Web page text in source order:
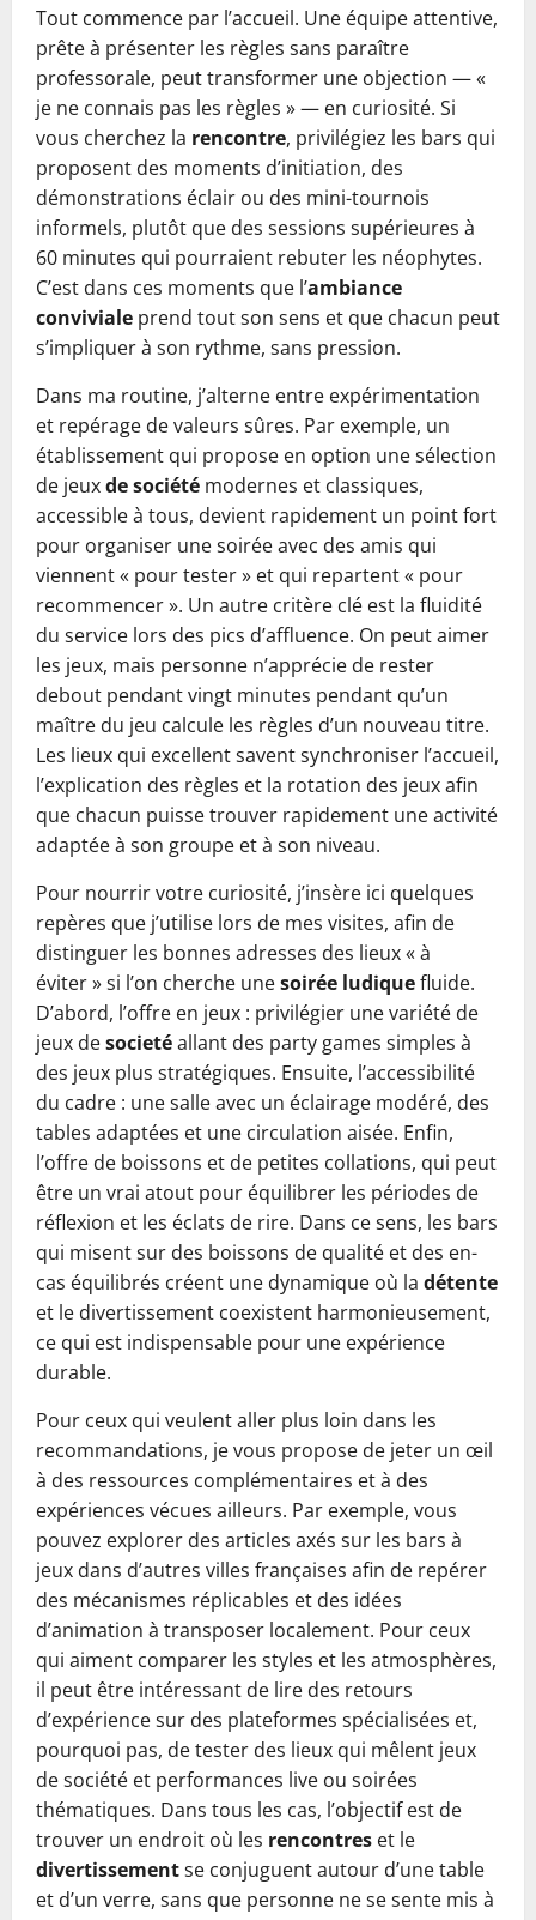
Tout commence par l’accueil. Une équipe attentive,
prête à présenter les règles sans paraître
professorale, peut transformer une objection — «
je ne connais pas les règles » — en curiosité. Si
vous cherchez la rencontre, privilégiez les bars qui
proposent des moments d’initiation, des
démonstrations éclair ou des mini-tournois
informels, plutôt que des sessions supérieures à
60 minutes qui pourraient rebuter les néophytes.
C’est dans ces moments que l’ambiance
conviviale prend tout son sens et que chacun peut
s’impliquer à son rythme, sans pression.
Dans ma routine, j’alterne entre expérimentation
et repérage de valeurs sûres. Par exemple, un
établissement qui propose en option une sélection
de jeuxde société modernes et classiques,
accessible à tous, devient rapidement un point fort
pour organiser une soirée avec des amis qui
viennent « pour tester » et qui repartent « pour
recommencer ». Un autre critère clé est la fluidité
du service lors des pics d’affluence. On peut aimer
les jeux, mais personne n’apprécie de rester
debout pendant vingt minutes pendant qu’un
maître du jeu calcule les règles d’un nouveau titre.
Les lieux qui excellent savent synchroniser l’accueil,
l’explication des règles et la rotation des jeux afin
que chacun puisse trouver rapidement une activité
adaptée à son groupe et à son niveau.
Pour nourrir votre curiosité, j’insère ici quelques
repères que j’utilise lors de mes visites, afin de
distinguer les bonnes adresses des lieux « à
éviter » si l’on cherche unesoirée ludiquefluide.
D’abord, l’offre en jeux : privilégier une variété de
jeux desocietéallant des party games simples à
des jeux plus stratégiques. Ensuite, l’accessibilité
du cadre : une salle avec un éclairage modéré, des
tables adaptées et une circulation aisée. Enfin,
l’offre de boissons et de petites collations, qui peut
être un vrai atout pour équilibrer les périodes de
réflexion et les éclats de rire. Dans ce sens, les bars
qui misent sur des boissons de qualité et des en-
cas équilibrés créent une dynamique où la détente
et le divertissement coexistent harmonieusement,
ce qui est indispensable pour une expérience
durable.
Pour ceux qui veulent aller plus loin dans les
recommandations, je vous propose de jeter un œil
à des ressources complémentaires et à des
expériences vécues ailleurs. Par exemple, vous
pouvez explorer des articles axés sur les bars à
jeux dans d’autres villes françaises afin de repérer
des mécanismes réplicables et des idées
d’animation à transposer localement. Pour ceux
qui aiment comparer les styles et les atmosphères,
il peut être intéressant de lire des retours
d’expérience sur des plateformes spécialisées et,
pourquoi pas, de tester des lieux qui mêlent jeux
de société et performances live ou soirées
thématiques. Dans tous les cas, l’objectif est de
trouver un endroit où les rencontres et le
divertissementse conjuguent autour d’une table
et d’un verre, sans que personne ne se sente mis à